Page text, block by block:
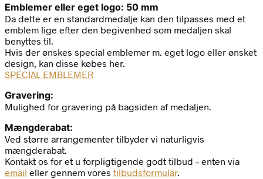
Emblemer eller eget logo: 50 mm
Da dette er en standardmedalje kan den tilpasses med et
emblem lige efter den begivenhed som medaljen skal
benyttes til.
Hvis der ønskes special emblemer m. eget logo eller ønsket
design, kan disse købes her.
SPECIAL EMBLEMER
Gravering:
Mulighed for gravering på bagsiden af medaljen.
Mængderabat:
Ved større arrangementer tilbyder vi naturligvis
mængderabat.
Kontakt os for et u forpligtigende godt tilbud – enten via
email eller gennem vores tilbudsformular.